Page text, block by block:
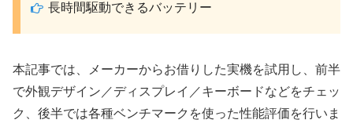
長時間駆動できるバッテリー
本記事では、メーカーからお借りした実機を試用し、前半
で外観デザイン／ディスプレイ／キーボードなどをチェッ
ク、後半では各種ベンチマークを使った性能評価を行いま